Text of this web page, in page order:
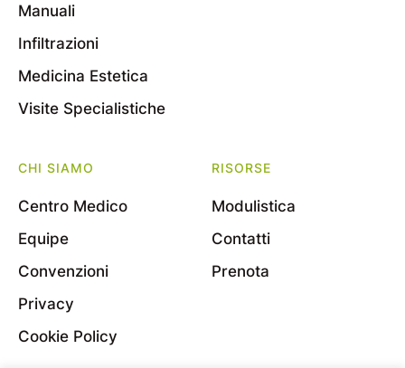
Manuali
Infiltrazioni
Medicina Estetica
Visite Specialistiche
CHI SIAMO
Centro Medico
Equipe
Convenzioni
Privacy
Cookie Policy
RISORSE
Modulistica
Contatti
Prenota